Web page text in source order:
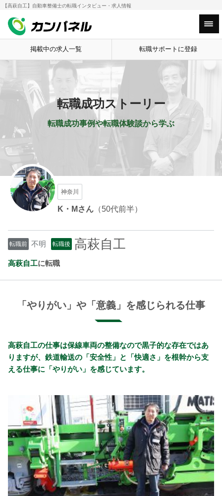
【高萩自工】自動車整備士の転職インタビュー・求人情報
掲載中の求人一覧 転職サポートに登録
HOME 転職成功ストーリー
転職成功ストーリー
転職成功事例や転職体験談から学ぶ
神奈川
K・M さん （50代前半）
転職前 不明 転職後 高萩自工
高萩自工に転職
「やりがい」や「意義」を感じられる仕事
高萩自工の仕事は保線車両の整備なので黒子的な存在ではあ
りますが、鉄道輸送の「安全性」と「快適さ」を根幹から支
える仕事に「やりがい」を感じています。